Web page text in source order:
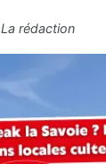
La rédaction